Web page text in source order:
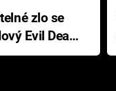
Evil Dead